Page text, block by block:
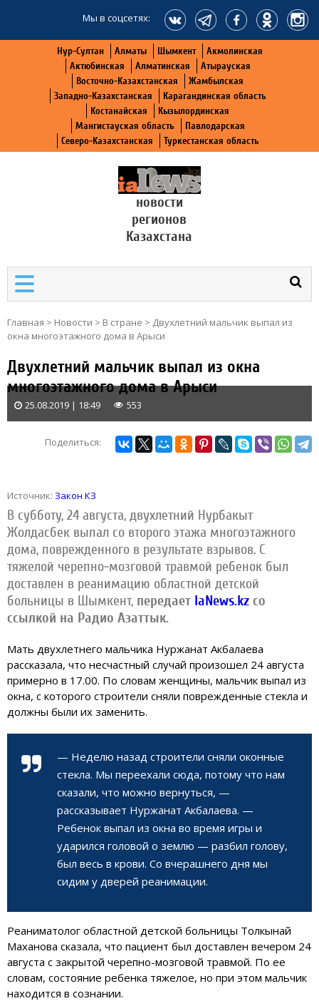
Мы в соцсетях:
Нур-Султан Алматы Шымкент
Акмолинская
Актюбинская
Алматинская
Атырауская
Восточно-Казахстанская
Жамбылская
Западно-Казахстанская
Карагандинская область
Костанайская
Кызылординская
Мангистауская область
Павлодарская
Северо-Казахстанская
Туркестанская область
новости
регионов
Казахстана
Главная > Новости > В стране > Двухлетний мальчик выпал из
окна многоэтажного дома в Арыси
Двухлетний мальчик выпал из окна
многоэтажного дома в Арыси
25.08.2019 | 18:49 553
Поделиться:
Источник: Закон КЗ
В субботу, 24 августа, двухлетний Нурбакыт
Жолдасбек выпал со второго этажа многоэтажного
дома, поврежденного в результате взрывов. С
тяжелой черепно-мозговой травмой ребенок был
доставлен в реанимацию областной детской
больницы в Шымкент, передает IaNews.kz со
ссылкой на Радио Азаттык.
Мать двухлетнего мальчика Нуржанат Акбалаева
рассказала, что несчастный случай произошел 24 августа
примерно в 17.00. По словам женщины, мальчик выпал из
окна, с которого строители сняли поврежденные стекла и
должны были их заменить.
— Неделю назад строители сняли оконные
стекла. Мы переехали сюда, потому что нам
сказали, что можно вернуться, —
рассказывает Нуржанат Акбалаева. —
Ребенок выпал из окна во время игры и
ударился головой о землю — разбил голову,
был весь в крови. Со вчерашнего дня мы
сидим у дверей реанимации.
Реаниматолог областной детской больницы Толкынай
Маханова сказала, что пациент был доставлен вечером 24
августа с закрытой черепно-мозговой травмой. По ее
словам, состояние ребенка тяжелое, но при этом мальчик
находится в сознании.